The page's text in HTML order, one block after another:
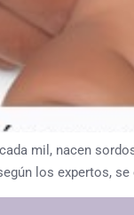
mil, nacen
los expertos,